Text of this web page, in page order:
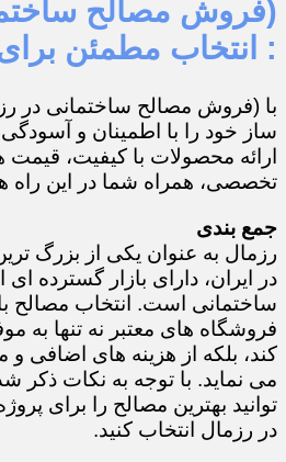
(فروش مصالح
: انتخاب مطمئن
با (فروش مصالح ساختمانی در
ساز خود را با اطمینان و آسودگی
ارائه محصولات با کیفیت، قیمت
تخصصی، همراه شما در این راه
جمع بندی
رزمال به عنوان یکی از بزرگ
در ایران، دارای بازار گسترده
ساختمانی است. انتخاب مصالح
فروشگاه های معتبر نه تنها به
کند، بلکه از هزینه های اضافی
می نماید. با توجه به نکات ذکر
توانید بهترین مصالح را برای
در رزمال انتخاب کنید.